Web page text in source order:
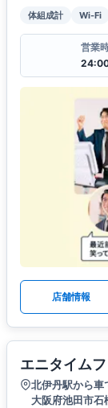
体組成計 Wi-Fi
営業
店舗情報
エニタイム
北伊丹駅から車
大阪府池田市